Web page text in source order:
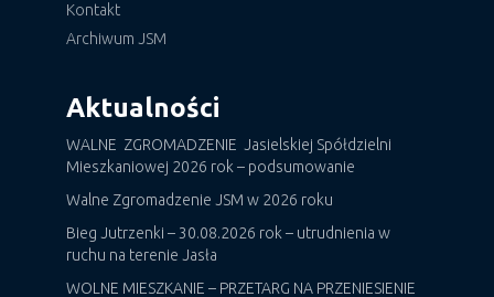
Kontakt
Archiwum JSM
Aktualności
WALNE ZGROMADZENIE Jasielskiej Spółdzielni
Mieszkaniowej 2026 rok – podsumowanie
Walne Zgromadzenie JSM w 2026 roku
Bieg Jutrzenki – 30.08.2026 rok – utrudnienia w
ruchu na terenie Jasła
WOLNE MIESZKANIE – PRZETARG NA PRZENIESIENIE